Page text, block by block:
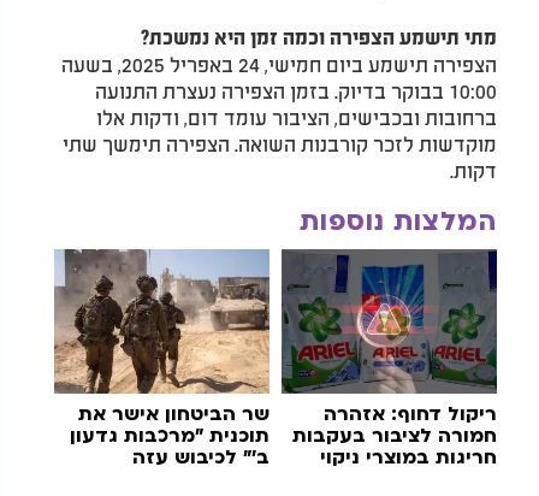
מתי תישמע הצפירה וכמה זמן היא נמשכת?
הצפירה תישמע ביום חמישי, 24 באפריל 2025, בשעה
10:00 בבוקר בדיוק. בזמן הצפירה נעצרת התנועה
ברחובות ובכבישים, הציבור עומד דום, ודקות אלו
מוקדשות לזכר קורבנות השואה. הצפירה תימשך שתי
דקות.
המלצות נוספות
ריקול דחוף: אזהרה
חמורה לציבור בעקבות
חריגות במוצרי ניקוי
שר הביטחון אישר את
תוכנית "מרכבות גדעון
ב'" לכיבוש עזה